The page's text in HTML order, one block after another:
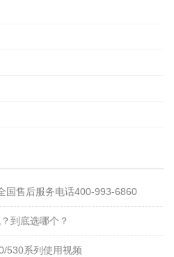
国售后服务电话400-993-6860
到底选哪个？
530系列使用视频